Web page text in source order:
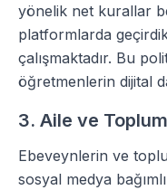
yönelik net kurallar
platformlarda
çalışmaktadır. Bu
öğretmenlerin dijital
3. Aile ve
Ebeveynlerin ve
sosyal medya